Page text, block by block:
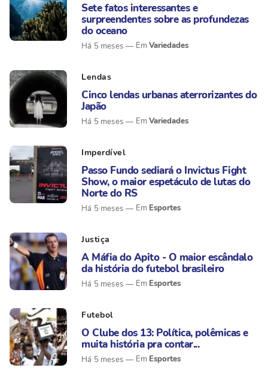
Sete fatos interessantes e
surpreendentes sobre as profundezas
do oceano
Há 5 meses Variedades
Lendas
Cinco lendas urbanas aterrorizantes do
Japão
Há 5 meses Variedades
Imperdível
Passo Fundo sediará o Invictus Fight
Show, o maior espetáculo de lutas do
Norte do RS
Há 5 meses Esportes
Justiça
A Máfia do Apito - O maior escândalo
da história do futebol brasileiro
Há 5 meses Esportes
Futebol
O Clube dos 13: Política, polêmicas e
muita história pra contar...
Há 5 meses Esportes